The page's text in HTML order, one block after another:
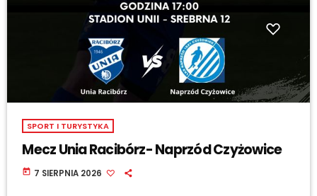
SPORT I TURYSTYKA
Mecz Unia Racibórz- Naprzód Czyżowice
today 7 SIERPNIA 2026